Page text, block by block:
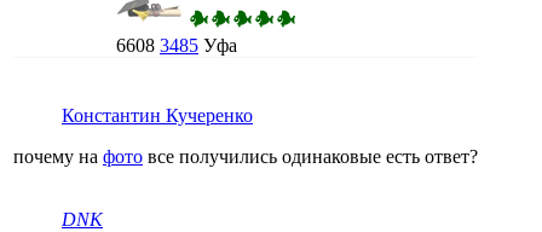
6608 3485 Уфа
Константин Кучеренко
почему на фото все получились одинаковые есть ответ?
DNK